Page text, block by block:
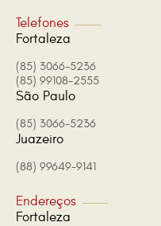
Telefones
Fortaleza
(85) 3066-5236
(85) 99108-2555
São Paulo
(85) 3066-5236
Juazeiro
(88) 99649-9141
Endereços
Fortaleza